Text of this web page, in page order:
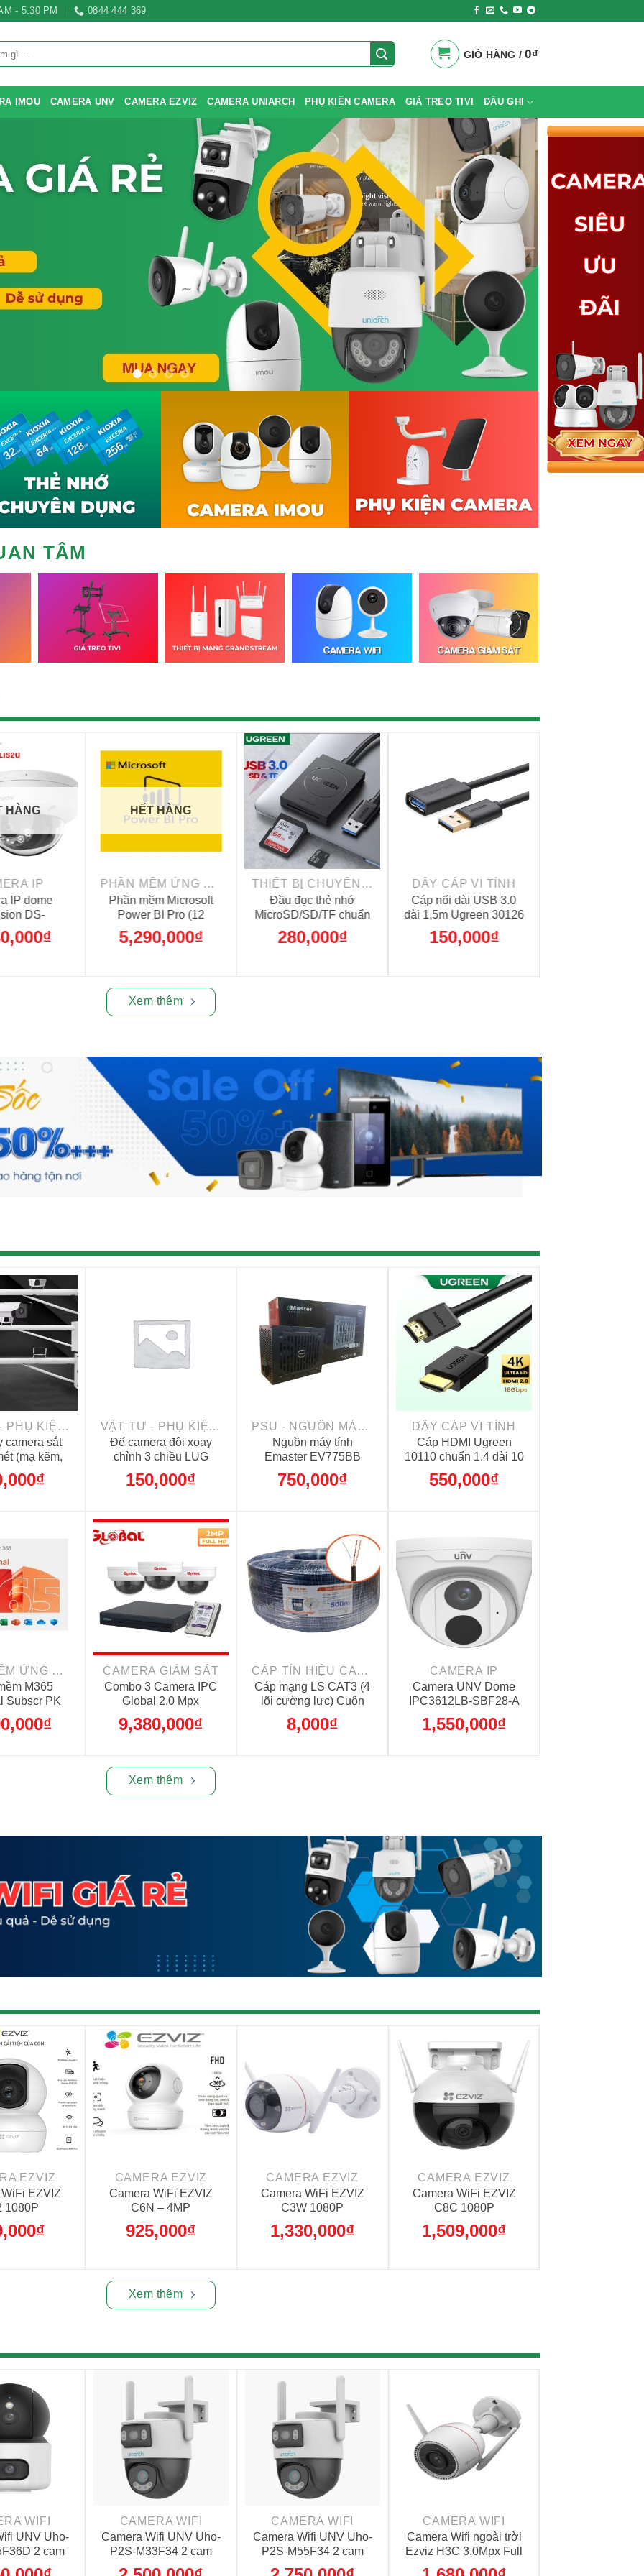
- 5:30 PM 0844 444 369
GIỎ HÀNG /0₫
IMOU CAMERA UNV CAMERA EZVIZ CAMERA UNIARCH PHỤ KIỆN CAMERA GIÁ TREO TIVI ĐẦU GHI
TÂM
VI TÍNH
dài USB 3.0
30126
₫
+
LOA - HỆ THỐNG ÂM THANH
Micro thu âm gaming
đa hướng Redragon
Pulsar GM303
850,000₫
+
HẾT HÀNG
CAMERA IP
Camera IP Hikvision
DS-2CD2023G2-LI2U
2MP
2,570,000
HẾT HÀNG
CAMERA IP
Camera IP Hikvision
DS-2CD2643G2-
LIZS2U 4MP
4,550,000
Xem thêm
VẬT TƯ - PHỤ KIỆN CAMERA
camera sắt
(mạ kẽm,
trắng)₫
VẬT TƯ - PHỤ KIỆN CAMERA
Đế camera đôi xoay
chỉnh 3 chiều LUG
150,000₫
PSU - NGUỒN MÁY TÍNH
Nguồn máy tính
Emaster EV775BB
500W
750,000₫
DÂY CÁP VI TÍNH
Cáp HDMI Ugreen
10110 chuẩn 1.4 dài 10
mét hỗ trợ 4K * 2K
HD104
550,000₫
PHẦN MỀM ỨNG DỤNG
M365
Subscr PK
Online APAC
32409)
₫
CAMERA GIÁM SÁT
Combo 3 Camera IPC
Global 2.0 Mpx
9,380,000₫
CÁP TÍN HIỆU CAMERA
Cáp mạng LS CAT3 (4
lõi cường lực) Cuộn
500 mét
8,000₫
CAMERA IP
Camera UNV Dome
IPC3612LB-SBF28-A
(Không PoE)
1,550,000₫
Xem thêm
EZVIZ
EZVIZ
1080P
₫
CAMERA EZVIZ
Camera WiFi EZVIZ
C6N – 4MP
925,000₫
CAMERA EZVIZ
Camera WiFi EZVIZ
C3W 1080P
1,330,000₫
CAMERA EZVIZ
Camera WiFi EZVIZ
C8C 1080P
1,509,000₫
Xem thêm
WIFI
UNV Uho-
2 cam
CAMERA WIFI
Camera Wifi UNV Uho-
P2S-M33F34 2 cam
(3MP+3MP)
CAMERA WIFI
Camera Wifi UNV Uho-
P2S-M55F34 2 cam
(5MP+5MP)
CAMERA WIFI
Camera Wifi ngoài trời
Ezviz H3C 3.0Mpx Full
Color